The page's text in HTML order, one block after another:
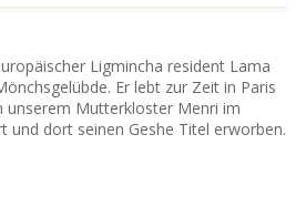
Ligmincha resident Lama
Er lebt zur Zeit in Paris
unserem Mutterkloster Menri im
und dort seinen Geshe Titel erworben.